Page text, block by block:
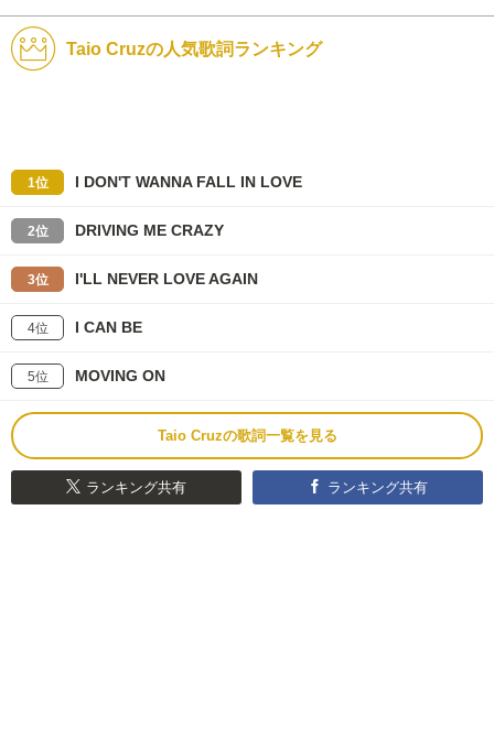
Taio Cruzの人気歌詞ランキング
1位 I DON'T WANNA FALL IN LOVE
2位 DRIVING ME CRAZY
3位 I'LL NEVER LOVE AGAIN
4位 I CAN BE
5位 MOVING ON
Taio Cruzの歌詞一覧を見る
ランキング共有 ランキング共有